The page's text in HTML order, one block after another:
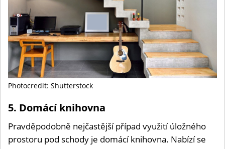
Photocredit: Shutterstock
5. Domácí knihovna
Pravděpodobně nejčastější případ využití úložného
prostoru pod schody je domácí knihovna. Nabízí se